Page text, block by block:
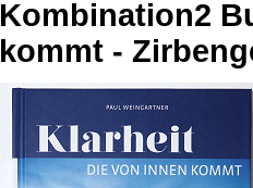
Kombination2
kommt -